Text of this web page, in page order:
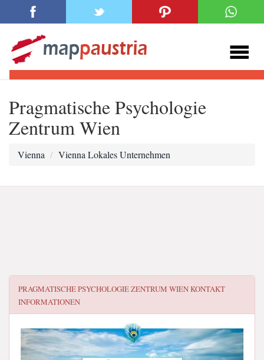
Pragmatische Psychologie
Zentrum Wien
Vienna Vienna Lokales Unternehmen
PRAGMATISCHE PSYCHOLOGIE ZENTRUM WIENKONTAKT
INFORMATIONEN